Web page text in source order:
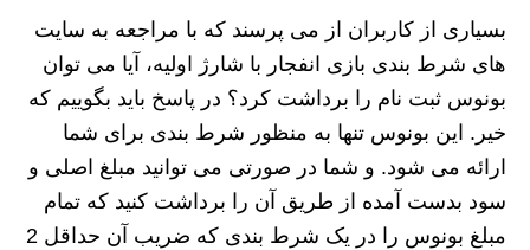
بسیاری از کاربران از می پرسند که با مراجعه به سایت
های شرط بندی بازی انفجار با شارژ اولیه، آیا می توان
بونوس ثبت نام را برداشت کرد؟ در پاسخ باید بگوییم که
خیر. این بونوس تنها به منظور شرط بندی برای شما
ارائه می شود. و شما در صورتی می توانید مبلغ اصلی و
سود بدست آمده از طریق آن را برداشت کنید که تمام
مبلغ بونوس را در یک شرط بندی که ضریب آن حداقل 2